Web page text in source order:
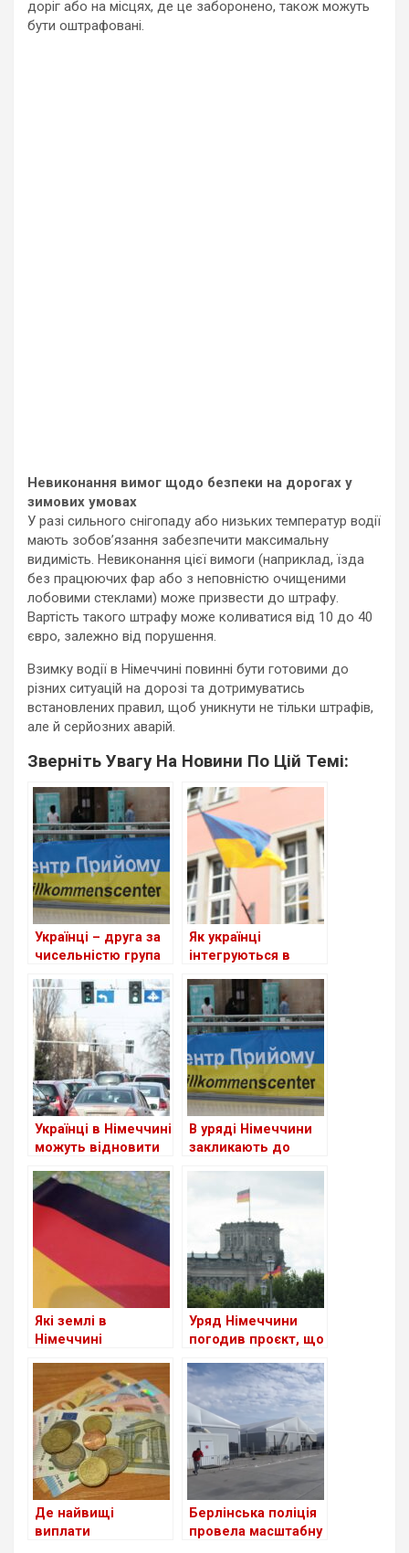
доріг або на місцях, де це заборонено, також можуть
бути оштрафовані.
Невиконання вимог щодо безпеки на дорогах у
зимових умовах
У разі сильного снігопаду або низьких температур водії
мають зобов’язання забезпечити максимальну
видимість. Невиконання цієї вимоги (наприклад, їзда
без працюючих фар або з неповністю очищеними
лобовими стеклами) може призвести до штрафу.
Вартість такого штрафу може коливатися від 10 до 40
євро, залежно від порушення.
Взимку водії в Німеччині повинні бути готовими до
різних ситуацій на дорозі та дотримуватись
встановлених правил, щоб уникнути не тільки штрафів,
але й серйозних аварій.
Зверніть Увагу На Новини По Цій Темі:
Українці – друга за
чисельністю група
Як українці
інтегруються в
Українці в Німеччині
можуть відновити
посвідчення водія
В уряді Німеччини
закликають до
притулку: чи
стосується це
українців?
Які землі в
Німеччині
біженців із України
станом на сьогодні
Уряд Німеччини
погодив проєкт, що
до ринку праці для
мігрантів
Де найвищі
виплати
Берлінська поліція
провела масштабну